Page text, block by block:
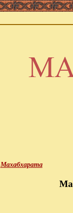
Махабхарата